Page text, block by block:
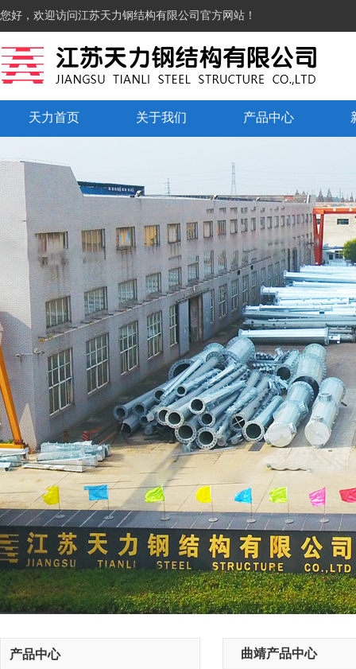
您好，欢迎访问江苏天力钢结构有限公司官方网站！
天力首页 关于我们 产品中心
产品中心 曲靖产品中心